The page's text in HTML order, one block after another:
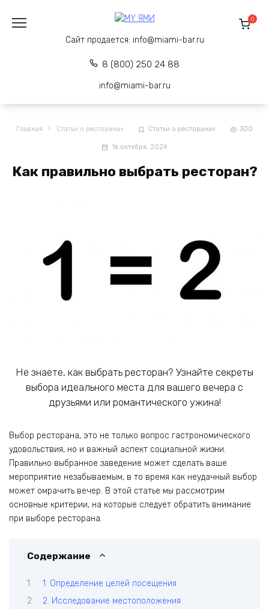
содержанию
Сайт продается: info@miami-bar.ru
8 (800) 250 24 88
info@miami-bar.ru
0
Главная Статьи о ресторанах Статьи о ресторанах 300
16 октября, 2024
Как правильно выбрать ресторан?
Не знаете, как выбрать ресторан? Узнайте секреты
выбора идеального места для вашего вечера с
друзьями или романтического ужина!
Выбор ресторана, это не только вопрос гастрономического
удовольствия‚ но и важный аспект социальной жизни.
Правильно выбранное заведение может сделать ваше
мероприятие незабываемым‚ в то время как неудачный выбор
может омрачить вечер. В этой статье мы рассмотрим
основные критерии‚ на которые следует обратить внимание
при выборе ресторана.
Содержание
1. Определение целей посещения
2. Исследование местоположения